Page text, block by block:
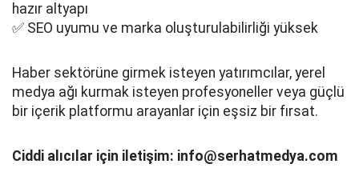
hazır altyapı
✅ SEO uyumu ve marka oluşturulabilirliği yüksek
Haber sektörüne girmek isteyen yatırımcılar, yerel
medya ağı kurmak isteyen profesyoneller veya güçlü
bir içerik platformu arayanlar için eşsiz bir fırsat.
Ciddi alıcılar için iletişim: info@serhatmedya.com